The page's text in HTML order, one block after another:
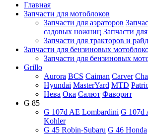
Главная
Запчасти для мотоблоков
Запчасти для аэраторов
садовых ножниц Запчасти
Запчасти для тракторов и
Запчасти для бензиновых
Запчасти для бензиновых
Grillo
Aurora BCS Caiman Carver
Hyundai MasterYard MTD
Нева Ока Салют Фаворит
G 85
G 107d AE Lombardini G 107d
Kohler
G 45 Robin-Subaru G 46 Honda